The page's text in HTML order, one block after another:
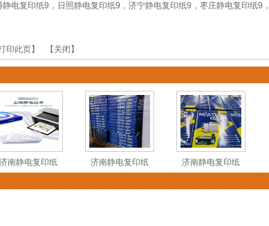
静电复印纸9 ， 日照静电复印纸9 ， 济宁静电复印纸9 ， 枣庄静电复印纸9 ，
印此页】 【 关闭 】
济南静电复印纸 济南静电复印纸 济南静电复印纸